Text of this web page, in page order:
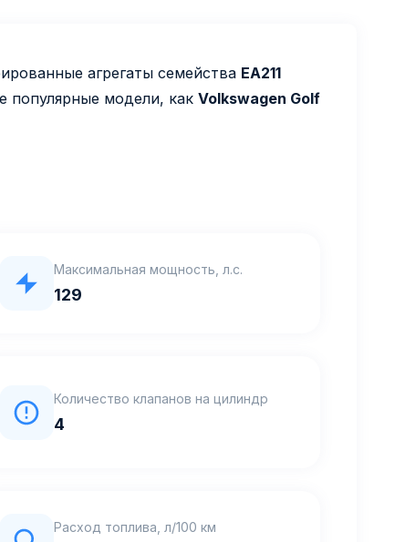
агрегаты семейства EA211
популярные модели, как Volkswagen Golf
Максимальная мощность, л.с.
129
Количество клапанов на цилиндр
4
Расход топлива, л/100 км